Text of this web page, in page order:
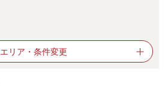
エリア・ 条件変更